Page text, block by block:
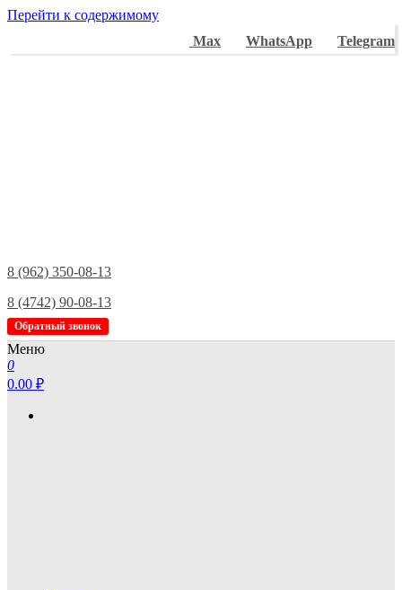
Перейти к содержимому
Max
WhatsApp Telegram
8 (962) 350-08-13
8 (4742) 90-08-13
Обратный звонок
Меню
0
0.00 ₽